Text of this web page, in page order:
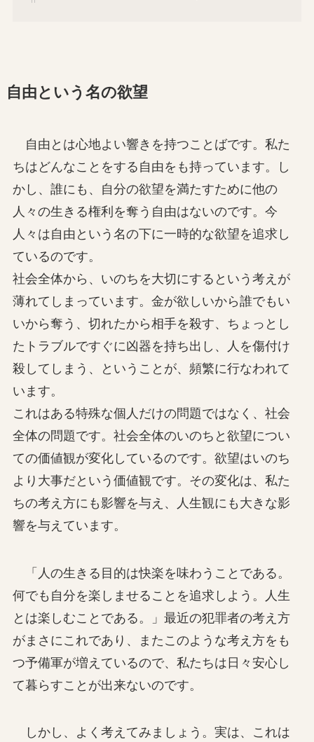
自由という名の欲望
自由とは心地よい響きを持つことばです。私た
ちはどんなことをする自由をも持っています。し
かし、誰にも、自分の欲望を満たすために他の
人々の生きる権利を奪う自由はないのです。今
人々は自由という名の下に一時的な欲望を追求し
ているのです。
社会全体から、いのちを大切にするという考えが
薄れてしまっています。金が欲しいから誰でもい
いから奪う、切れたから相手を殺す、ちょっとし
たトラブルですぐに凶器を持ち出し、人を傷付け
殺してしまう、ということが、頻繁に行なわれて
います。
これはある特殊な個人だけの問題ではなく、社会
全体の問題です。社会全体のいのちと欲望につい
ての価値観が変化しているのです。欲望はいのち
より大事だという価値観です。その変化は、私た
ちの考え方にも影響を与え、人生観にも大きな影
響を与えています。
「人の生きる目的は快楽を味わうことである。
何でも自分を楽しませることを追求しよう。人生
とは楽しむことである。」最近の犯罪者の考え方
がまさにこれであり、またこのような考え方をも
つ予備軍が増えているので、私たちは日々安心し
て暮らすことが出来ないのです。
しかし、よく考えてみましょう。実は、これは